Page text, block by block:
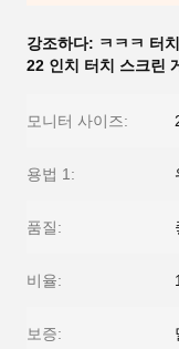
강조하다: ㅋㅋㅋ 터
22 인치 터치 스크린
모니터 사이즈:
용법 1:
품질:
비율:
보증: